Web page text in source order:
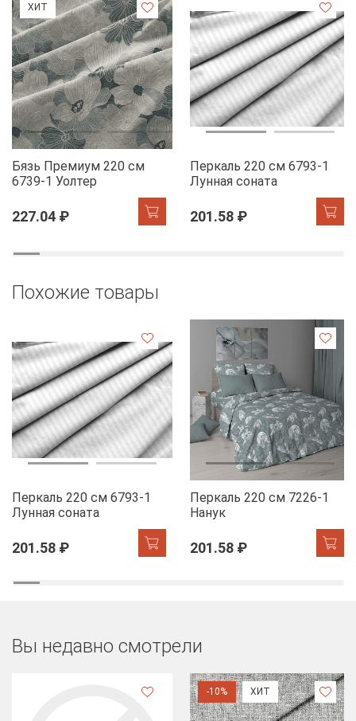
ХИТ
Бязь Премиум 220 см
6739-1 Уолтер
227.04 ₽
Перкаль 220 см 6793-1
Лунная соната
201.58 ₽
Похожие товары
Перкаль 220 см 6793-1
Лунная соната
201.58 ₽
Перкаль 220 см 7226-1
Нанук
201.58 ₽
Вы недавно смотрели
-10% ХИТ